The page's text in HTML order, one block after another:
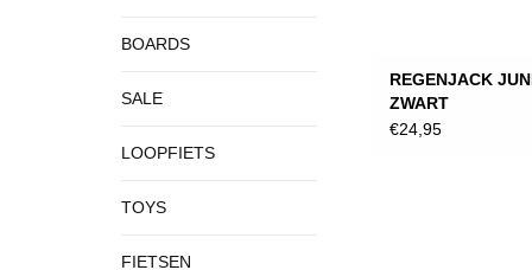
BOARDS
SALE
LOOPFIETS
TOYS
FIETSEN
REGENJACK
ZWART
€24,95